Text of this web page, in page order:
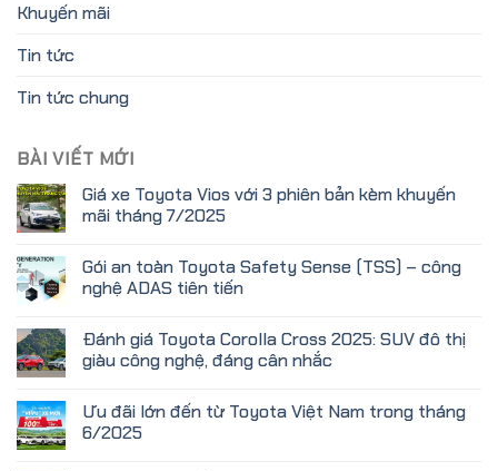
Khuyến mãi
Tin tức
Tin tức chung
BÀI VIẾT MỚI
Giá xe Toyota Vios với 3 phiên bản kèm khuyến
mãi tháng 7/2025
Gói an toàn Toyota Safety Sense (TSS) – công
nghệ ADAS tiên tiến
Đánh giá Toyota Corolla Cross 2025: SUV đô thị
giàu công nghệ, đáng cân nhắc
Ưu đãi lớn đến từ Toyota Việt Nam trong tháng
6/2025